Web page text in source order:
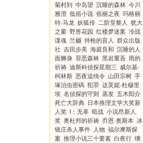
菊村到
中岛望 沉睡的森林 今川
雅澄 低俗小说 俗丽之夜 玛格丽
特·马龙 妖狐传 二阶堂黎人 犹大
之窗 野兽花园 红楼梦迷案 冷战
谍魂 兰樾 持枪的盲人 群众出版
社 吉田步美 海庭良和 沉睡的人
面狮身 罪恶森林 黑岩重吾 雨的
祈祷 迪斯科侦探星期三 威尔基·
柯林斯 恶夜追缉令 山田宗树 手
塚治虫密碼 犯罪 达芙妮·杜穆里
埃 名侦探的守则 蒸发 五木阳介
死亡大辞典 日本推理文学大奖新
人奖
I：无辜 暗战 小说昂新人
奖 奥杜邦的祈祷 乔恩·奥斯本 冰
镜庄杀人事件 人物 福尔摩斯探
案 推理小说三十要素 白夜行 继